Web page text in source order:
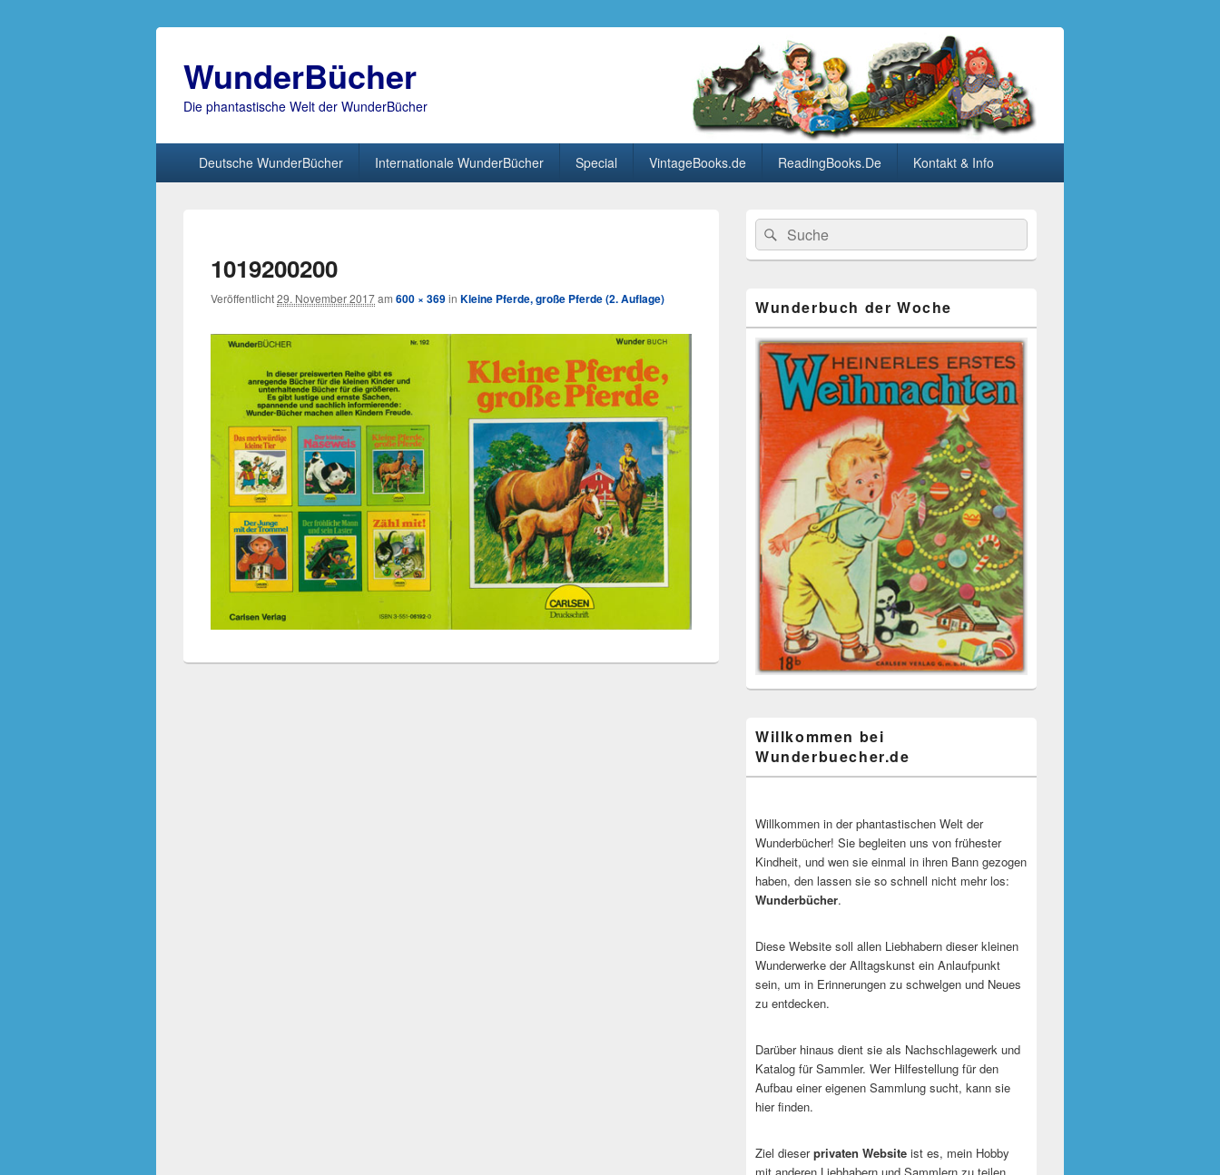
WunderBücher
Die phantastische Welt der WunderBücher
Deutsche WunderBücher Internationale WunderBücher Special VintageBooks.de ReadingBooks.De Kontakt & Info
Navigation
1019200200
Veröffentlicht29. November 2017am 600 × 369in Kleine Pferde, große Pferde (2. Auflage)
Primärer
Seitenleisten
Widget-
Bereich
Search
for:
Suche
Wunderbuch der Woche
Willkommen bei
Wunderbuecher.de
Willkommen in der phantastischen Welt der
Wunderbücher! Sie begleiten uns von frühester
Kindheit, und wen sie einmal in ihren Bann gezogen
haben, den lassen sie so schnell nicht mehr los:
Wunderbücher.
Diese Website soll allen Liebhabern dieser kleinen
Wunderwerke der Alltagskunst ein Anlaufpunkt
sein, um in Erinnerungen zu schwelgen und Neues
zu entdecken.
Darüber hinaus dient sie als Nachschlagewerk und
Katalog für Sammler. Wer Hilfestellung für den
Aufbau einer eigenen Sammlung sucht, kann sie
hier finden.
Ziel dieserprivaten Website ist es, mein Hobby
mit anderen Liebhabern und Sammlern zu teilen.